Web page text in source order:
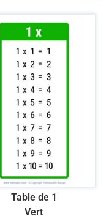
Table de 1
Vert